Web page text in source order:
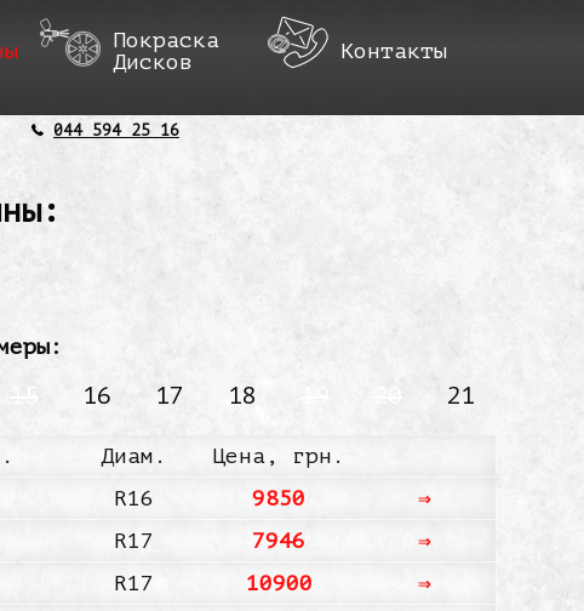
Покраска
Дисков
Контакты
044 594 25 16
16 17 18
21
Диам.
Цена, грн.
R16 9850
⇒
R17 7946
⇒
R17 10900
⇒